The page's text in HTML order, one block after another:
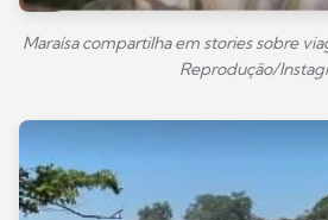
Maraísa compartilha em stories sobre
Reprodução/